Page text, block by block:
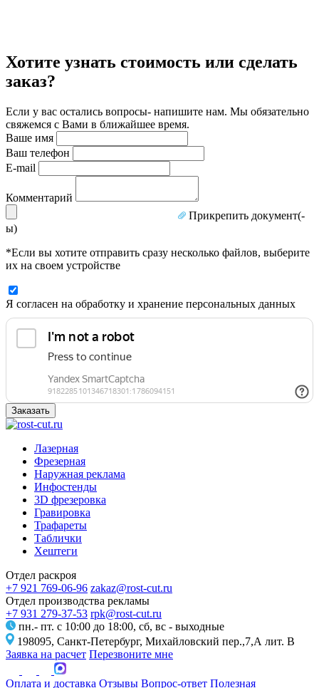
Хотите узнать стоимость или сделать
заказ?
Если у вас остались вопросы- напишите нам. Мы обязательно
свяжемся с Вами в ближайшее время.
Ваше имя
Ваш телефон
E-mail
Комментарий
Прикрепить документ(-
ы)
*Если вы хотите отправить сразу несколько файлов, выберите
их на своем устройстве
Я согласен на обработку и хранение персональных данных
Заказать
Лазерная
Фрезерная
Наружная реклама
Инфостенды
3D фрезеровка
Гравировка
Трафареты
Таблички
Хештеги
Отдел раскроя
+7 921 769-06-96 zakaz@rost-cut.ru
Отдел производства рекламы
+7 931 279-37-53 rpk@rost-cut.ru
пн.- пт. с 10:00 до 18:00, сб, вс - выходные
198095, Санкт-Петербург, Михайловский пер.,7,А лит. В
Заявка на расчет Перезвоните мне
Оплата и доставка Отзывы Вопрос-ответ Полезная